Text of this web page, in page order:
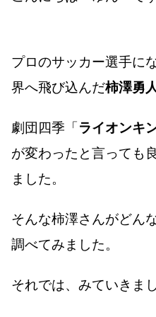
プロのサッカー選手に
界へ飛び込んだ柿澤勇
劇団四季「ライオンキ
が変わったと言っても
ました。
そんな柿澤さんがどん
調べてみました。
それでは、みていきま